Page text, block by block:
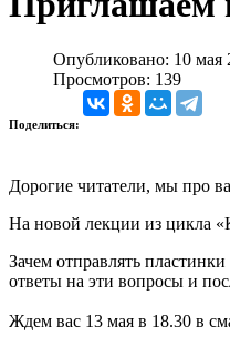
Опубликовано: 10 мая
Просмотров: 139
Поделиться:
Дорогие читатели, мы про
На новой лекции из цикла
Зачем отправлять
ответы на эти вопросы и
Ждем вас 13 мая в 18.30 в